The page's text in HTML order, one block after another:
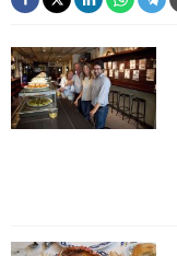
ÍDOLOS DE MESAS
CUADERNO DE VIAJE
A CUCHILLO